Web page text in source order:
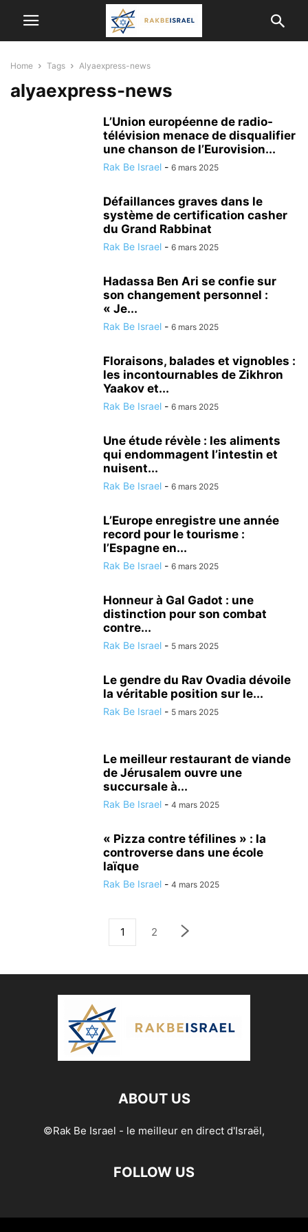
Home Tags Alyaexpress-news
alyaexpress-news
L’Union européenne de radio-
télévision menace de disqualifier
une chanson de l’Eurovision...
Rak Be Israel - 6 mars 2025
Défaillances graves dans le
système de certification casher
du Grand Rabbinat
Rak Be Israel - 6 mars 2025
Hadassa Ben Ari se confie sur
son changement personnel :
« Je...
Rak Be Israel - 6 mars 2025
Floraisons, balades et vignobles :
les incontournables de Zikhron
Yaakov et...
Rak Be Israel - 6 mars 2025
Une étude révèle : les aliments
qui endommagent l’intestin et
nuisent...
Rak Be Israel - 6 mars 2025
L’Europe enregistre une année
record pour le tourisme :
l’Espagne en...
Rak Be Israel - 6 mars 2025
Honneur à Gal Gadot : une
distinction pour son combat
contre...
Rak Be Israel - 5 mars 2025
Le gendre du Rav Ovadia dévoile
la véritable position sur le...
Rak Be Israel - 5 mars 2025
Le meilleur restaurant de viande
de Jérusalem ouvre une
succursale à...
Rak Be Israel - 4 mars 2025
« Pizza contre téfilines » : la
controverse dans une école
laïque
Rak Be Israel - 4 mars 2025
1 2
ABOUT US
©Rak Be Israel - le meilleur en direct d'Israël,
FOLLOW US